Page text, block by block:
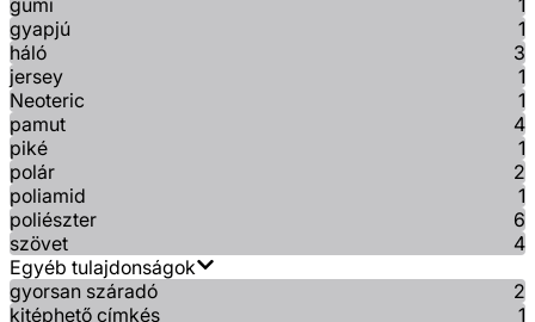
gumi
1
gyapjú
1
háló
3
jersey
1
Neoteric
1
pamut
4
piké
1
polár
2
poliamid
1
poliészter
6
szövet
4
Egyéb tulajdonságok
gyorsan száradó
2
kitéphető címkés
1